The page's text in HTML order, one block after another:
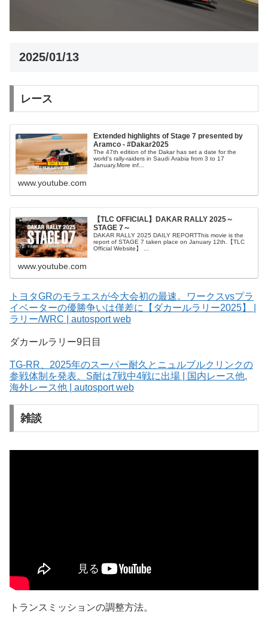
2025/01/13
レース
Extended highlights of Stage 7 presented by
Aramco - #Dakar2025
The 47th edition of the Dakar has set a date for the
world's rally-raiders in Saudi Arabia from 3 to 17
January.More inf...
www.youtube.com
【TLC OFFICIAL】DAKAR RALLY 2025～
STAGE 7～
DAKAR RALLY 2025 DAILY REPORTThis movie is the
report of STAGE 7 taken place on January 12th.【TLC
Official Website】 ...
www.youtube.com
トヨタGRのモラエスが今大会初の最速。ワークスvsプラ
イベーターの優勝争いは僅差に【ダカールラリー2025】 |
ラリー/WRC | autosport web
ダカールラリー9日目
TG-RR、2025年のスーパー耐久とニュルブルクリンクの
参戦体制を発表。S耐は7戦中4戦に出場 | 国内レース他,
海外レース他 | autosport web
雑談
トランスミッションの調整方法。